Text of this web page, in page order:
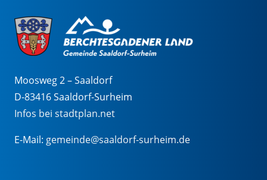
Moosweg 2 – Saaldorf
D-83416 Saaldorf-Surheim
Infos bei stadtplan.net
E-Mail: gemeinde@saaldorf-surheim.de